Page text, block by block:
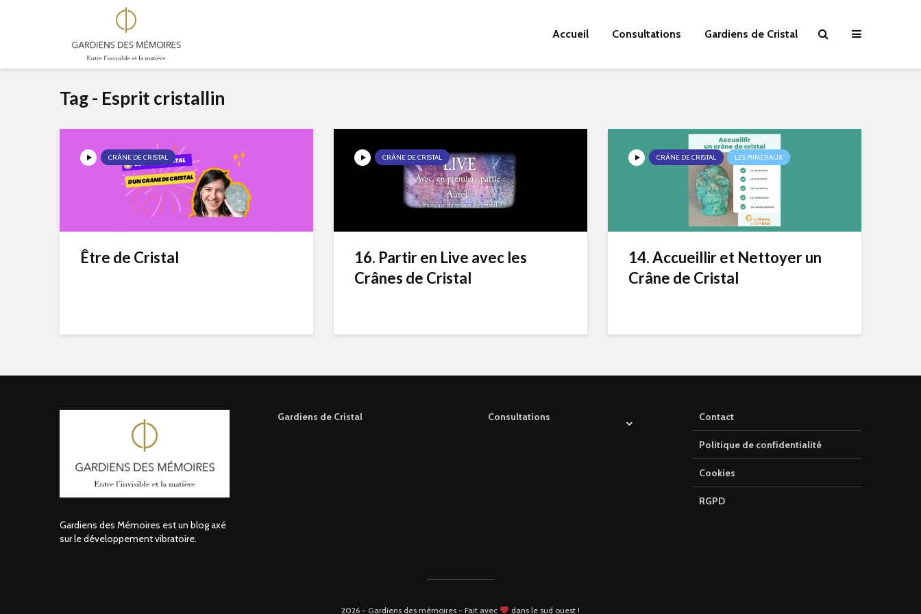
Accueil Consultations Gardiens de Cristal
Tag - Esprit cristallin
CRÂNE DE CRISTAL
Être de Cristal
CRÂNE DE CRISTAL
16. Partir en Live avec les
Crânes de Cristal
CRÂNE DE CRISTAL LES MINÉRAUX
14. Accueillir et Nettoyer un
Crâne de Cristal
Gardiens des Mémoires est un blog axé
sur le développement vibratoire.
Gardiens de Cristal Consultations Contact
Politique de confidentialité
Cookies
RGPD
2026 - Gardiens des mémoires - Fait avec dans le sud ouest !